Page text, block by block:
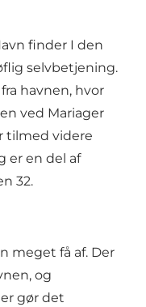
finder I den
selvbetjening.
havnen, hvor
ved Mariager
tilmed videre
er en del af
32.
meget få af. Der
og
gør det